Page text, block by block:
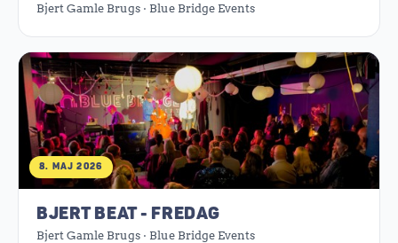
Bjert Gamle Brugs · Blue Bridge Events
8. MAJ 2026
BJERT BEAT - FREDAG
Bjert Gamle Brugs · Blue Bridge Events